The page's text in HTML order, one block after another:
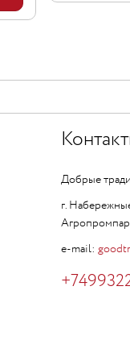
Добрые
г.
e-mail: